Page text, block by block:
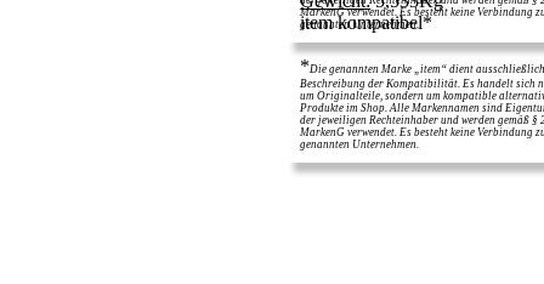
MarkenG verwendet. Es besteht keine Verbindung
genannten Unternehmen.
item kompatibel*
*Die genannten Marke „item“ dient
Beschreibung der Kompatibilität. Es handelt sich
um Originalteile, sondern um kompatible
Produkte im Shop. Alle Markennamen sind
der jeweiligen Rechteinhaber und werden gemäß §
MarkenG verwendet. Es besteht keine Verbindung
genannten Unternehmen.